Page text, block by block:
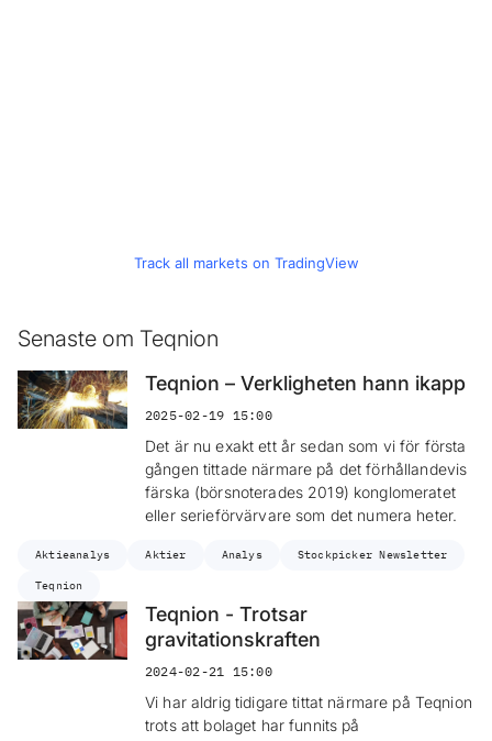
Track all markets on TradingView
Senaste om Teqnion
Teqnion – Verkligheten hann ikapp
2025-02-19 15:00
Det är nu exakt ett år sedan som vi för första
gången tittade närmare på det förhållandevis
färska (börsnoterades 2019) konglomeratet
eller serieförvärvare som det numera heter.
Aktieanalys Aktier Analys Stockpicker Newsletter
Teqnion
Teqnion - Trotsar
gravitationskraften
2024-02-21 15:00
Vi har aldrig tidigare tittat närmare på Teqnion
trots att bolaget har funnits på